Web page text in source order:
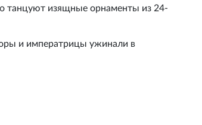
танцуют изящные орнаменты из 24-
и императрицы ужинали в